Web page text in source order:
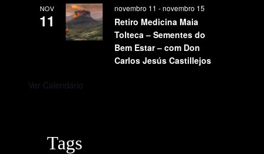
NOV
11
novembro 11 -novembro 15
Retiro Medicina Maia
Tolteca – Sementes do
Bem Estar – com Don
Carlos Jesús Castillejos
Ver Calendário
Tags